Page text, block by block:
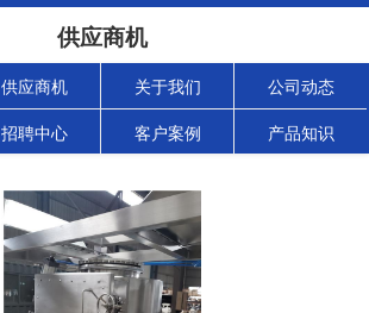
供应商机
供应商机 关于我们 公司动态
招聘中心 客户案例 产品知识